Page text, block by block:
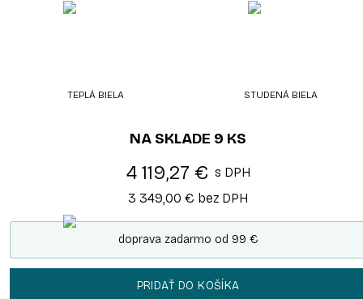
TEPLÁ BIELA STUDENÁ BIELA
NA SKLADE 9 KS
4 119,27 € s DPH
3 349,00 € bez DPH
doprava zadarmo od 99 €
PRIDAŤ DO KOŠÍKA